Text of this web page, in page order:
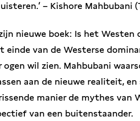
– Kishore Mahbubani
nieuwe boek: Is het Westen
van de Westerse
wil zien. Mahbubani
aan de nieuwe realiteit, en
manier de mythes van
van een buitenstaander.